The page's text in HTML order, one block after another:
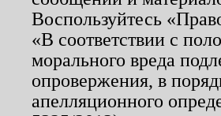
Воспользуйтесь
«В соответствии с
морального вреда
опровержения, в
апелляционного